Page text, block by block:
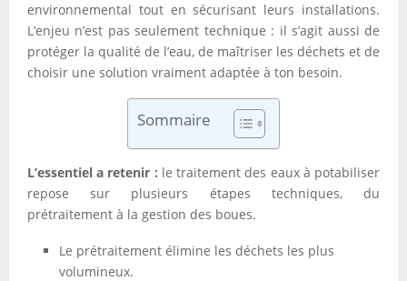
environnemental tout en sécurisant leurs installations.
L’enjeu n’est pas seulement technique : il s’agit aussi de
protéger la qualité de l’eau, de maîtriser les déchets et de
choisir une solution vraiment adaptée à ton besoin.
Sommaire
L’essentiel a retenir : le traitement des eaux à potabiliser
repose sur plusieurs étapes techniques, du
prétraitement à la gestion des boues.
Le prétraitement élimine les déchets les plus
volumineux.